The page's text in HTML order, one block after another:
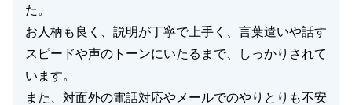
た。
お人柄も良く、説明が丁寧で上手く、言葉遣いや話す
スピードや声のトーンにいたるまで、しっかりされて
います。
また、対面外の電話対応やメールでのやりとりも不安